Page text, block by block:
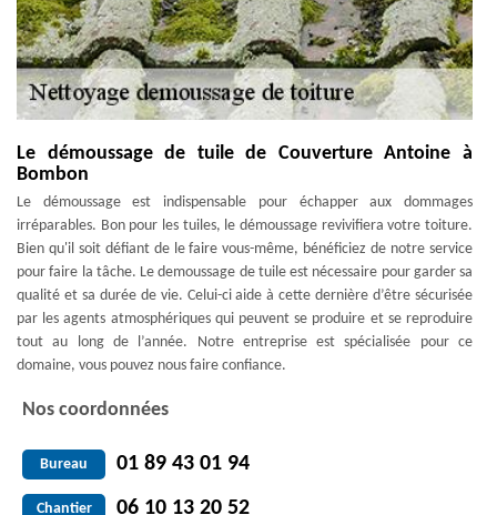
Le démoussage de tuile de Couverture Antoine à
Bombon
Le démoussage est indispensable pour échapper aux dommages
irréparables. Bon pour les tuiles, le démoussage revivifiera votre toiture.
Bien qu'il soit défiant de le faire vous-même, bénéficiez de notre service
pour faire la tâche. Le demoussage de tuile est nécessaire pour garder sa
qualité et sa durée de vie. Celui-ci aide à cette dernière d’être sécurisée
par les agents atmosphériques qui peuvent se produire et se reproduire
tout au long de l’année. Notre entreprise est spécialisée pour ce
domaine, vous pouvez nous faire confiance.
Nos coordonnées
Bureau 01 89 43 01 94
Chantier 06 10 13 20 52